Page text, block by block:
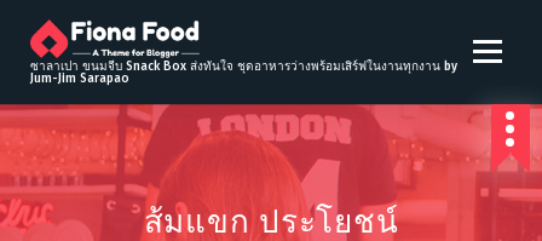
t
o
c
o
n
ซาลาเปา ขนมจีบ Snack Box ส่งทันใจ ชุดอาหารว่างพร้อมเสิร์ฟในงานทุกงาน by
Jum-Jim Sarapao
ส้มแขก ประโยชน์